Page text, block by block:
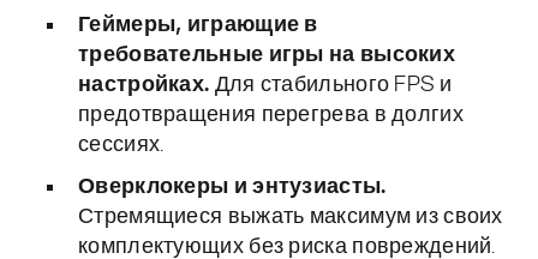
Геймеры, играющие в
требовательные игры на высоких
настройках. Для стабильного FPS и
предотвращения перегрева в долгих
сессиях.
Оверклокеры и энтузиасты.
Стремящиеся выжать максимум из своих
комплектующих без риска повреждений.